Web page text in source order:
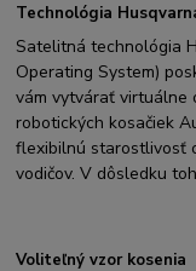
Technológia
Satelitná technológia
Operating System)
vám vytvárať virtuálne
robotických kosačiek
flexibilnú starostlivosť
vodičov. V dôsledku
Voliteľný vzor kosenia